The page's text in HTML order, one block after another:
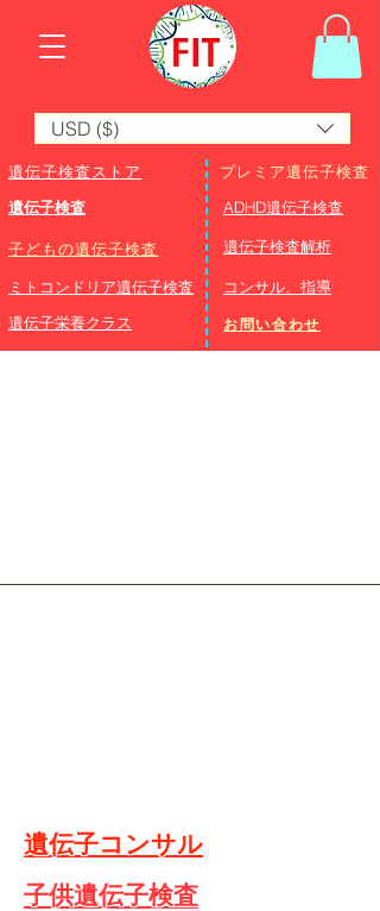
USD ($)
遺伝子検査ストア
遺伝子検査
子どもの遺伝子検査
ミトコンドリア遺伝子検査
遺伝子栄養クラス
プレミア遺伝子検査
ADHD遺伝子検査
​遺伝子検査解析
コンサル、指導
お問い合わせ
​遺伝子コンサル
​子供遺伝子検査